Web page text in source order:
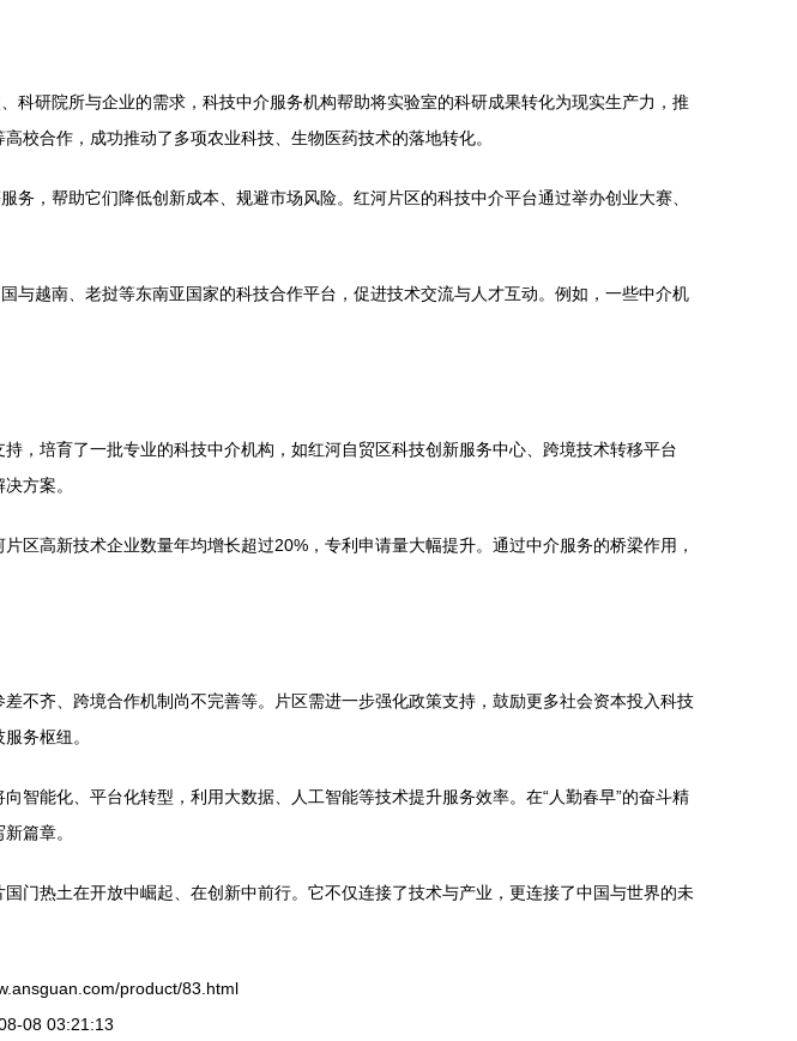
科研院所与企业的需求，科技中介服务机构帮助将实验室的科研成果转化为现实生产力，推
校合作，成功推动了多项农业科技、生物医药技术的落地转化。
，帮助它们降低创新成本、规避市场风险。红河片区的科技中介平台通过举办创业大赛、
与越南、老挝等东南亚国家的科技合作平台，促进技术交流与人才互动。例如，一些中介机
，培育了一批专业的科技中介机构，如红河自贸区科技创新服务中心、跨境技术转移平台
方案。
区高新技术企业数量年均增长超过20%，专利申请量大幅提升。通过中介服务的桥梁作用，
不齐、跨境合作机制尚不完善等。片区需进一步强化政策支持，鼓励更多社会资本投入科技
务枢纽。
能化、平台化转型，利用大数据、人工智能等技术提升服务效率。在“人勤春早”的奋斗精
篇章。
门热土在开放中崛起、在创新中前行。它不仅连接了技术与产业，更连接了中国与世界的未
product/83.html
08 03:21:13